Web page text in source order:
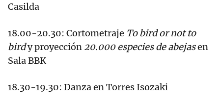
Casilda
18.00-20.30: Cortometraje To bird or not to
birdy proyección 20.000 especies de abejasen
Sala BBK
18.30-19.30: Danza en Torres Isozaki